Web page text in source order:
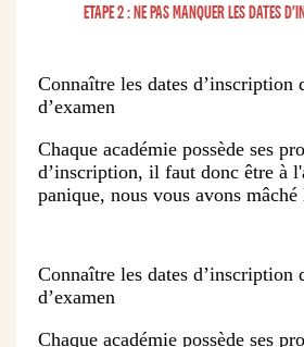
ETAPE 2 : NE PAS MANQUER LES DATES
Connaître les dates d’inscription
d’examen
Chaque académie possède ses
d’inscription, il faut donc être à
panique, nous vous avons
Connaître les dates d’inscription
d’examen
Chaque académie possède ses